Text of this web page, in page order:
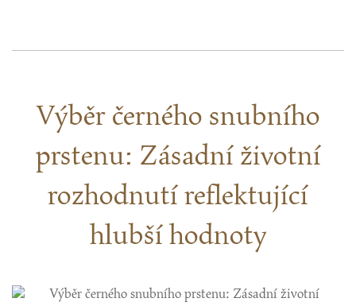
Výběr černého snubního
prstenu: Zásadní životní
rozhodnutí reflektující
hlubší hodnoty